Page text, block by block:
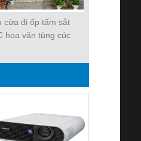
cửa đi ốp tấm sắt
hoa văn tùng cúc
vệ cửa đẹp